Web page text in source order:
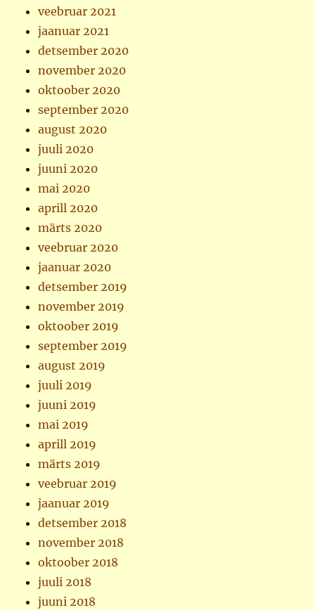
veebruar 2021
jaanuar 2021
detsember 2020
november 2020
oktoober 2020
september 2020
august 2020
juuli 2020
juuni 2020
mai 2020
aprill 2020
märts 2020
veebruar 2020
jaanuar 2020
detsember 2019
november 2019
oktoober 2019
september 2019
august 2019
juuli 2019
juuni 2019
mai 2019
aprill 2019
märts 2019
veebruar 2019
jaanuar 2019
detsember 2018
november 2018
oktoober 2018
juuli 2018
juuni 2018